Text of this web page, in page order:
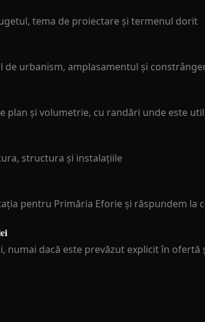
tema de proiectare și termenul dorit
de urbanism, amplasamentul și
plan și volumetrie, cu randări unde este util
structura și instalațiile
pentru Primăria Eforie și răspundem la
numai dacă este prevăzut explicit în